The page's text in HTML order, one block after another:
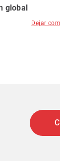
global
Dejar